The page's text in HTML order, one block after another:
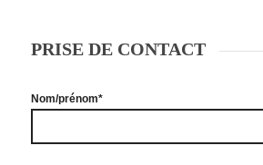
PRISE DE CONTACT
Nom/prénom*